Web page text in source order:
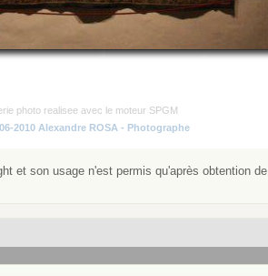
photo realisee avec le moteur SPGM
2010 Alexandre ROSA - Photographe
et son usage n'est permis qu'après obtention de